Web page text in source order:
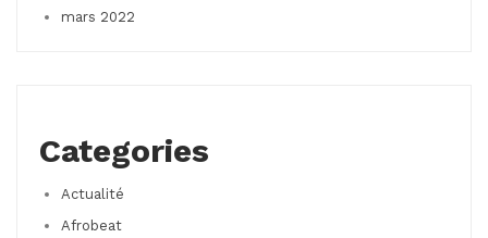
mars 2022
Categories
Actualité
Afrobeat